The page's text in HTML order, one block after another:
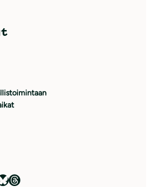
Luonnonsuojeluliitto Threadsissa